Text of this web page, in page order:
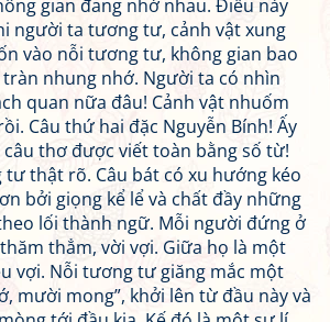
gian đang nhớ nhau. Điều này
người ta tương tư, cảnh vật xung
vào nỗi tương tư, không gian bao
nhung nhớ. Người ta có nhìn
quan nữa đâu! Cảnh vật nhuốm
Câu thứ hai đặc Nguyễn Bính! Ấy
câu thơ được viết toàn bằng số từ!
thật rõ. Câu bát có xu hướng kéo
bởi giọng kể lể và chất đầy những
lối thành ngữ. Mỗi người đứng ở
thẳm, vời vợi. Giữa họ là một
vợi. Nỗi tương tư giăng mắc một
mười mong”, khởi lên từ đầu này và